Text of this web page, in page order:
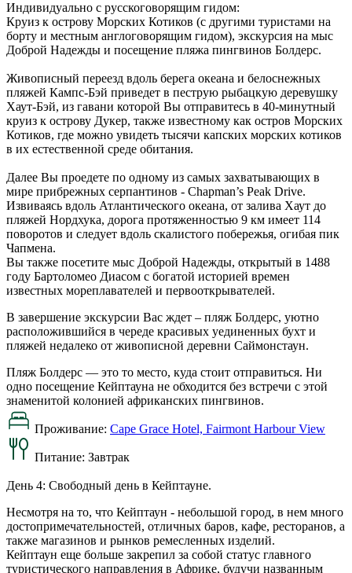
Индивидуально с русскоговорящим гидом:
Круиз к острову Морских Котиков (с другими туристами на
борту и местным англоговорящим гидом), экскурсия на мыс
Доброй Надежды и посещение пляжа пингвинов Болдерс.
Живописный переезд вдоль берега океана и белоснежных
пляжей Кампс-Бэй приведет в пеструю рыбацкую деревушку
Хаут-Бэй, из гавани которой Вы отправитесь в 40-минутный
круиз к острову Дукер, также известному как остров Морских
Котиков, где можно увидеть тысячи капских морских котиков
в их естественной среде обитания.
Далее Вы проедете по одному из самых захватывающих в
мире прибрежных серпантинов - Chapman’s Peak Drive.
Извиваясь вдоль Атлантического океана, от залива Хаут до
пляжей Нордхука, дорога протяженностью 9 км имеет 114
поворотов и следует вдоль скалистого побережья, огибая пик
Чапмена.
Вы также посетите мыс Доброй Надежды, открытый в 1488
году Бартоломео Диасом с богатой историей времен
известных мореплавателей и первооткрывателей.
В завершение экскурсии Вас ждет – пляж Болдерс, уютно
расположившийся в череде красивых уединенных бухт и
пляжей недалеко от живописной деревни Саймонстаун.
Пляж Болдерс — это то место, куда стоит отправиться. Ни
одно посещение Кейптауна не обходится без встречи с этой
знаменитой колонией африканских пингвинов.
Проживание: Cape Grace Hotel, Fairmont Harbour View
Питание: Завтрак
День 4: Свободный день в Кейптауне.
Несмотря на то, что Кейптаун - небольшой город, в нем много
достопримечательностей, отличных баров, кафе, ресторанов, а
также магазинов и рынков ремесленных изделий.
Кейптаун еще больше закрепил за собой статус главного
туристического направления в Африке, будучи названным